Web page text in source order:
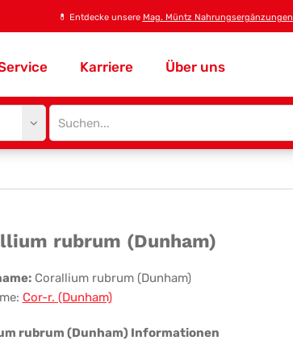
💊 Entdecke unsere Mag. Müntz Nahrungsergänzungen
Karriere Über uns
Site
search
rubrum (Dunham)
Corallium rubrum (Dunham)
Cor-r. (Dunham)
rubrum (Dunham) Informationen